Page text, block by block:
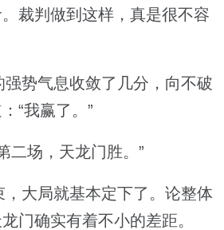
裁判做到这样，真是很不容
势气息收敛了几分，向不破
“我赢了。”
场，天龙门胜。”
大局就基本定下了。论整体
门确实有着不小的差距。